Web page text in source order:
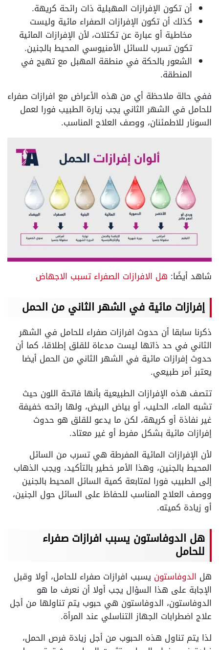
أن تكون الإفرازات المهبلية ذات رائحة كريهة.
كذلك أن تكون الإفرازات الصفراء مائية وليست
مخاطية أو عبارة عن تكتلات، لأن الإفرازات المائية
تكون تسرب للسائل الأمنيوسي المحيط بالجنين.
الشعور بالحكة في منطقة المهبل مع تهيج في
المنطقة.
ففي حالة ملاحظة أي من هذه الأعراض مع افرازات صفراء
للحامل في الشهر الثاني يجب زيارة الطبيب فورا لعمل
السونار للاطمئنان، ووصف العلاج المناسب.
شاهد أيضًا: هل الافرازات الصفراء تسبب الاجهاض
إفرازات مائية في الشهر الثاني من الحمل
ذكرنا سابقا أن حدوث افرازات صفراء للحامل في الشهر
الثاني في حد ذاتها ليست مدعاة للقلق إطلاقا، كما أن
حدوث إفرازات مائية في الشهر الثاني من الحمل أيضا
يعتبر أمر طبيعي.
تتصف هذه الإفرازات الطبيعية بأنها فاتحة اللون حيث
تشبه الماء، الحليب، أو بياض البيض، ولها رائحه خفيفة
غير نفاذة أو كريهة، لكن ما يدعو للقلق هو حدوث
إفرازات مائية بشكل مفرط أو غير معتاد.
لأن الإفرازات المائية المفرطة هي تسرب من السائل
المحيط بالجنين، وهذا الأمر خطير بالتأكيد، ويجب الذهاب
إلى الطبيب فورا لمتابعة كمية السائل المحيط بالجنين
ووصف العلاج المناسب للحفاظ على السائل حول الجنين،
أو زيادة كميته.
هل الدوفاستون يسبب افرازات صفراء
للحامل
هل الدوفاستون يسبب افرازات صفراء للحامل، أولا وقبل
الإجابة على هذا السؤال يجب أولا أن نعرف ما هو
الدوفاستون، الدوفاستون هي حبوب يتم تناولها من أجل
علاج اضطرابات الجهاز التناسلي عند المرأة.
لذا يتم تناول هذه الحبوب من أجل زيادة فرص الحمل،